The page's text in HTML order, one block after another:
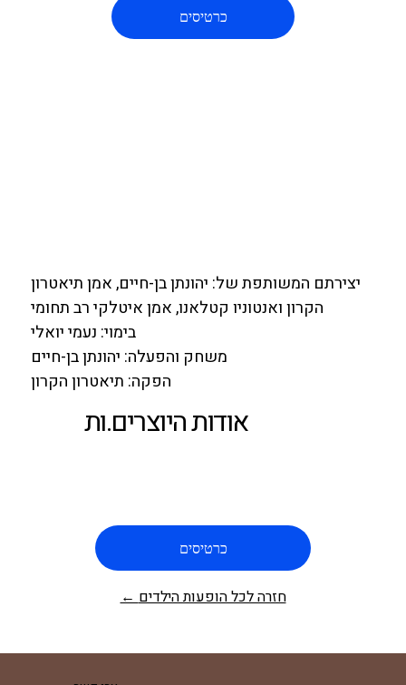
כרטיסים
יצירתם המשותפת של: יהונתן בן-חיים, אמן תיאטרון
הקרון ואנטוניו קטלאנו, אמן איטלקי רב תחומי
בימוי: נעמי יואלי
משחק והפעלה: יהונתן בן-חיים
הפקה: תיאטרון הקרון
אודות היוצרים.ות
כרטיסים
← חזרה לכל הופעות הילדים